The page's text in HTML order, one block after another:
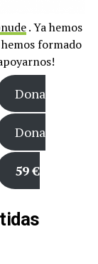
. Ya hemos
formado
Dona
Dona
59 €